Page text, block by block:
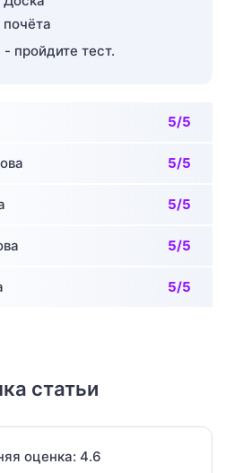
пройдите тест.
5/5
5/5
5/5
5/5
5/5
статьи
оценка: 4.6